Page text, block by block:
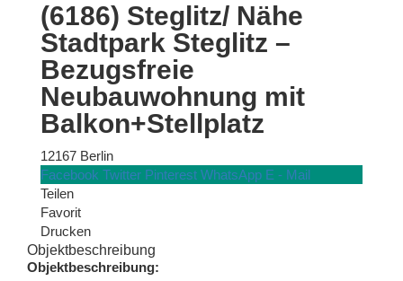
(6186) Steglitz/ Nähe
Stadtpark Steglitz –
Bezugsfreie
Neubauwohnung mit
Balkon+Stellplatz
12167 Berlin
Facebook Twitter Pinterest WhatsApp E - Mail
Teilen
Favorit
Drucken
Objektbeschreibung
Objektbeschreibung: